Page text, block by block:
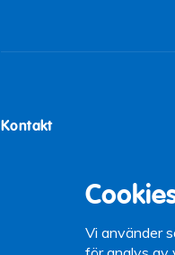
Vi använder
Kontakt
102 42 Stockholm